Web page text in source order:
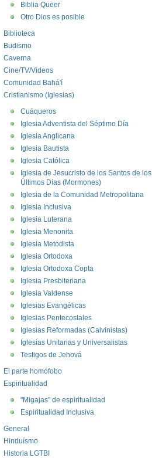
Biblia Queer
Otro Dios es posible
Biblioteca
Budismo
Caverna
Cine/TV/Videos
Comunidad Bahá'í
Cristianismo (Iglesias)
Cuáqueros
Iglesia Adventista del Séptimo Día
Iglesia Anglicana
Iglesia Bautista
Iglesia Católica
Iglesia de Jesucristo de los Santos de los
Últimos Días (Mormones)
Iglesia de la Comunidad Metropolitana
Iglesia Inclusiva
Iglesia Luterana
Iglesia Menonita
Iglesia Metodista
Iglesia Ortodoxa
Iglesia Ortodoxa Copta
Iglesia Presbiteriana
Iglesia Valdense
Iglesias Evangélicas
Iglesias Pentecostales
Iglesias Reformadas (Calvinistas)
Iglesias Unitarias y Universalistas
Testigos de Jehová
El parte homófobo
Espiritualidad
"Migajas" de espiritualidad
Espiritualidad Inclusiva
General
Hinduísmo
Historia LGTBI